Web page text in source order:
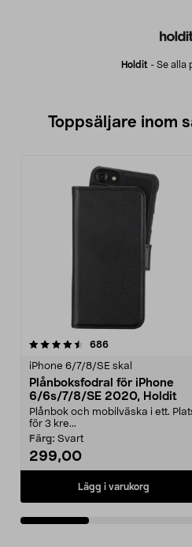
Holdit - Se alla
Toppsäljare inom
686recensioner
iPhone 6/7/8/SE skal
Plånboksfodral för iPhone
6/6s/7/8/SE 2020, Holdit
Plånbok och mobilväska i ett.
för 3 kre...
Färg: Svart
299,00
Lägg i varukorg
4.5 av 5 stjärnor